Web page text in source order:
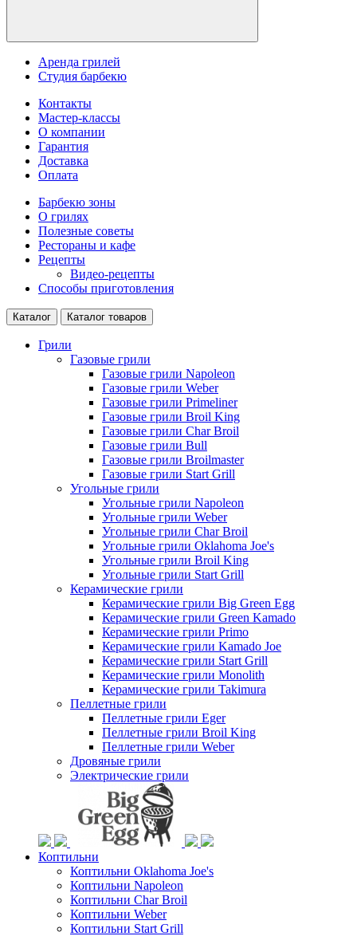
Аренда грилей
Студия барбекю
Контакты
Мастер-классы
О компании
Гарантия
Доставка
Оплата
Барбекю зоны
О грилях
Полезные советы
Рестораны и кафе
Рецепты
Видео-рецепты
Способы приготовления
Каталог Каталог товаров
Грили
Газовые грили
Газовые грили Napoleon
Газовые грили Weber
Газовые грили Primeliner
Газовые грили Broil King
Газовые грили Char Broil
Газовые грили Bull
Газовые грили Broilmaster
Газовые грили Start Grill
Угольные грили
Угольные грили Napoleon
Угольные грили Weber
Угольные грили Char Broil
Угольные грили Oklahoma Joe's
Угольные грили Broil King
Угольные грили Start Grill
Керамические грили
Керамические грили Big Green Egg
Керамические грили Green Kamado
Керамические грили Primo
Керамические грили Kamado Joe
Керамические грили Start Grill
Керамические грили Monolith
Керамические грили Takimura
Пеллетные грили
Пеллетные грили Eger
Пеллетные грили Broil King
Пеллетные грили Weber
Дровяные грили
Электрические грили
Коптильни
Коптильни Oklahoma Joe's
Коптильни Napoleon
Коптильни Char Broil
Коптильни Weber
Коптильни Start Grill